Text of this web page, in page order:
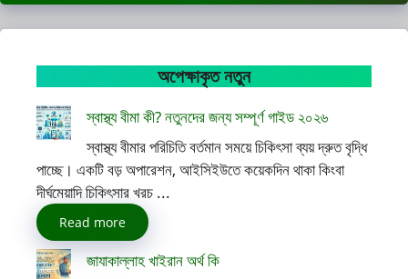
অপেক্ষাকৃত নতুন
স্বাস্থ্য বীমা কী? নতুনদের জন্য সম্পূর্ণ গাইড ২০২৬
স্বাস্থ্য বীমার পরিচিতি বর্তমান সময়ে চিকিৎসা ব্যয় দ্রুত বৃদ্ধি
পাচ্ছে। একটি বড় অপারেশন, আইসিইউতে কয়েকদিন থাকা কিংবা
দীর্ঘমেয়াদি চিকিৎসার খরচ ...
Read more
জাযাকাল্লাহ খাইরান অর্থ কি